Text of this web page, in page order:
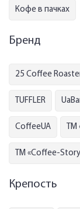
Кофе в пачках
Бренд
25 Coffee
TUFFLER
СoffeeUA ТМ
ТМ «Coffee-
Крепость